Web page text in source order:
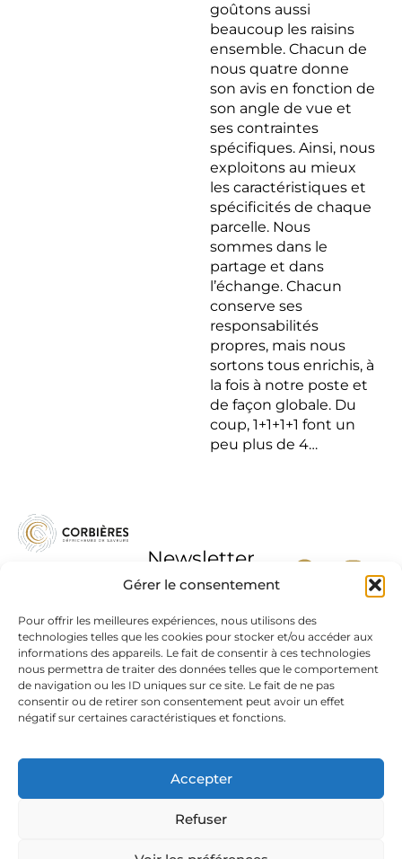
Gérer le consentement
Pour offrir les meilleures expériences, nous utilisons des
technologies telles que les cookies pour stocker et/ou accéder aux
informations des appareils. Le fait de consentir à ces technologies
nous permettra de traiter des données telles que le comportement
de navigation ou les ID uniques sur ce site. Le fait de ne pas
consentir ou de retirer son consentement peut avoir un effet
négatif sur certaines caractéristiques et fonctions.
Accepter
Refuser
goûtons aussi
beaucoup les raisins
ensemble. Chacun de
nous quatre donne
son avis en fonction de
son angle de vue et
ses contraintes
spécifiques. Ainsi, nous
exploitons au mieux
les caractéristiques et
spécificités de chaque
parcelle. Nous
sommes dans le
partage et dans
l’échange. Chacun
conserve ses
responsabilités
propres, mais nous
sortons tous enrichis, à
la fois à notre poste et
de façon globale. Du
coup, 1+1+1+1 font un
peu plus de 4…
Newsletter
J'accepte la
politique de
confidentialité
Mentions légales|Protection des données| Résonance
Communication 2025